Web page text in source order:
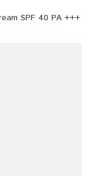
SPF 40 PA +++